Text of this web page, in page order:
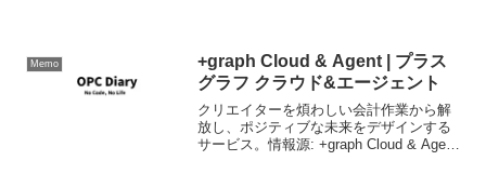
Memo
+graph Cloud & Agent | プラス
グラフ クラウド&エージェント
クリエイターを煩わしい会計作業から解
放し、ポジティブな未来をデザインする
サービス。情報源: +graph Cloud & Agent